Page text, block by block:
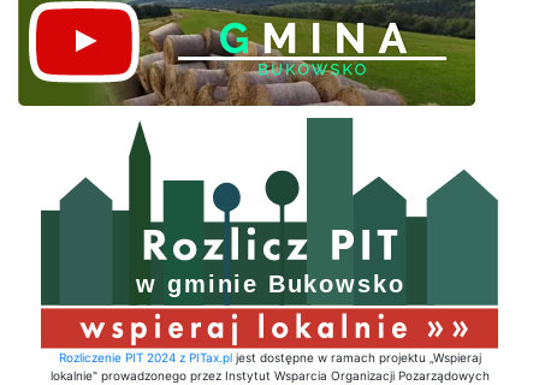
Rozliczenie PIT 2024 z PITax.pljest dostępne w ramach projektu „Wspieraj
lokalnie" prowadzonego przez Instytut Wsparcia Organizacji Pozarządowych